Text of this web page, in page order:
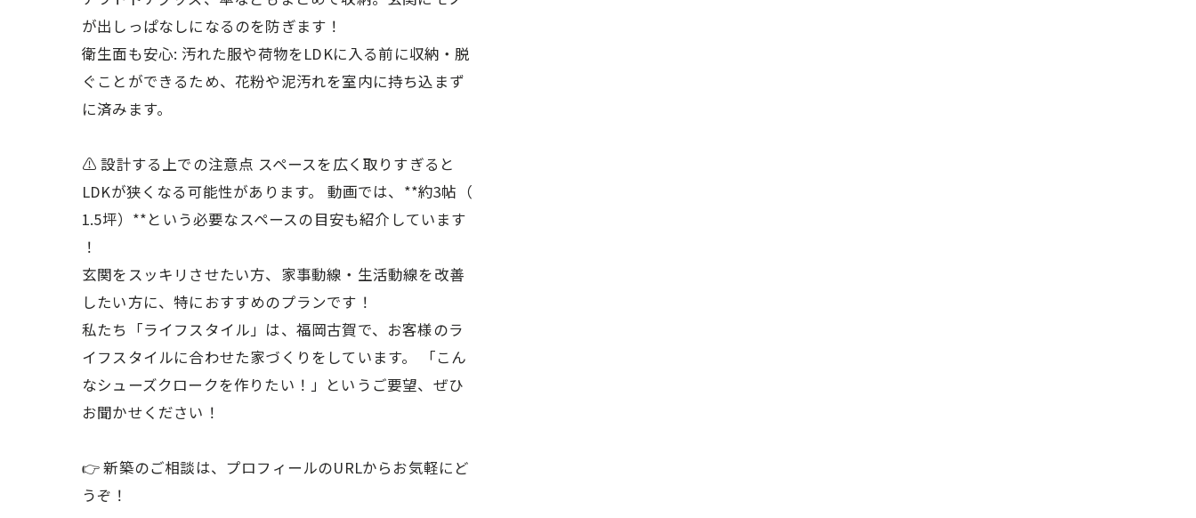
が出しっぱなしになるのを防ぎます！
衛生面も安心: 汚れた服や荷物をLDKに入る前に収納・脱
ぐことができるため、花粉や泥汚れを室内に持ち込まず
に済みます。
⚠️ 設計する上での注意点 スペースを広く取りすぎると
LDKが狭くなる可能性があります。 動画では、**約3帖（
1.5坪）**という必要なスペースの目安も紹介しています
！
玄関をスッキリさせたい方、家事動線・生活動線を改善
したい方に、特におすすめのプランです！
私たち「ライフスタイル」は、福岡古賀で、お客様のラ
イフスタイルに合わせた家づくりをしています。 「こん
なシューズクロークを作りたい！」というご要望、ぜひ
お聞かせください！
👉 新築のご相談は、プロフィールのURLからお気軽にど
うぞ！